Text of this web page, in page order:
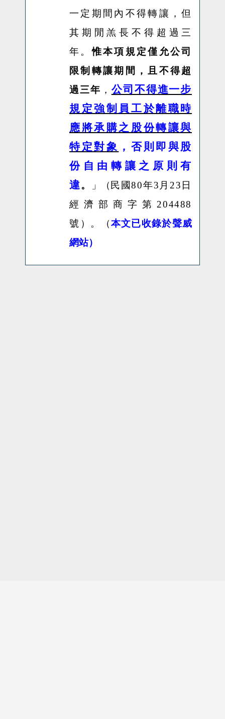
一定期間內不得轉讓，但
其期閒羔長不得超過三
年。惟本項規定僅允公司
限制轉讓期間，且不得超
過三年 ， 公司不得進一步
規定強制員工於離職時
應將承購之股份轉讓與
特定對象 ，否則即與股
份自由轉讓之原則有
違。 」（ 民國80年3 月 23 日
經濟部商字第 204488
號 ）。 （本文已收錄於聲威
網站）